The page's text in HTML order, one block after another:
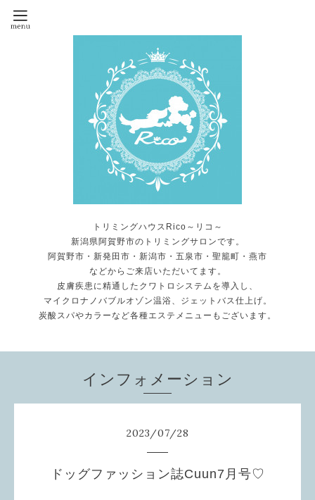
トリミングハウスRico～リコ～
新潟県阿賀野市のトリミングサロンです。
阿賀野市・新発田市・新潟市・五泉市・聖籠町・燕市
などからご来店いただいてます。
皮膚疾患に精通したクワトロシステムを導入し、
マイクロナノバブルオゾン温浴、ジェットバス仕上げ。
炭酸スパやカラーなど各種エステメニューもございます。
インフォメーション
2023/07/28
ドッグファッション誌Cuun7月号♡